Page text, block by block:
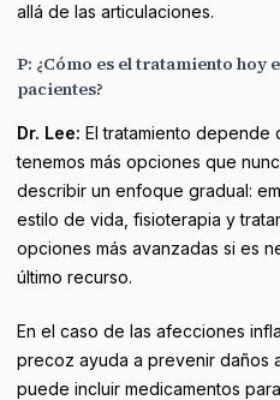
allá de las articulaciones.
P: ¿Cómo es el tratamiento hoy
pacientes?
Dr. Lee: El tratamiento depende
tenemos más opciones que
describir un enfoque gradual:
estilo de vida, fisioterapia y
opciones más avanzadas si es
último recurso.
En el caso de las afecciones
precoz ayuda a prevenir daños
puede incluir medicamentos